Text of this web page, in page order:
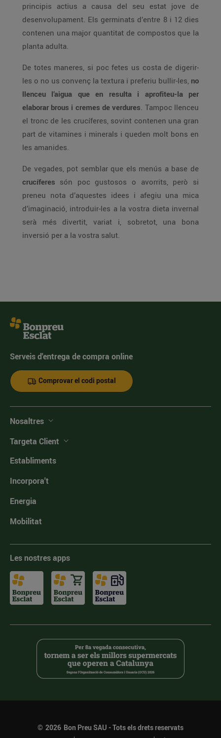
principis actius a causa del seu estat jove de
desenvolupament. Els germinats d’entre 8 i 12 dies
contenen una major quantitat de compostos que la
planta adulta.
De totes maneres, si poc fetes us costa de digerir-
les o no us convenç la textura i preferiu bullir-les, no
llenceu l’aigua que en resulta i aprofiteu-la per
elaborar brous i cremes de verdures. Tampoc llenceu
el tronc de les crucíferes, sovint contenen una gran
part de vitamines i minerals i queden molt bons en
les amanides.
De vegades, pot semblar que els menús a base de
crucíferes són poc gustosos o avorrits, però si
preneu nota d’aquestes idees i afegiu una mica
d’imaginació, introduir-les a la vostra dieta invernal
serà més divertit, variat i, sobretot, una bona
inversió per a la vostra salut.
Serveis d'entrega de compra online
Comprovar el codi postal
Nosaltres
Targeta Client
Establiments
Incorpora't
Energia
Mobilitat
Les nostres apps
© 2026 Bon Preu SAU - Tots els drets reservats